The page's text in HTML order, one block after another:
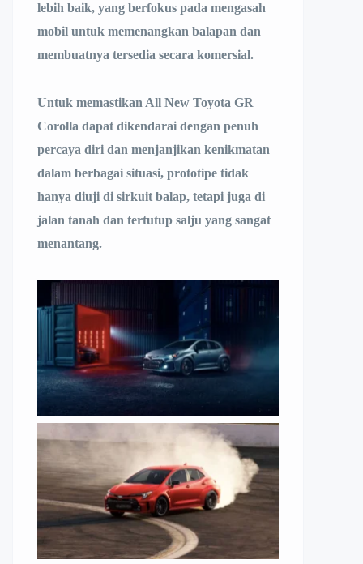
lebih baik, yang berfokus pada mengasah
mobil untuk memenangkan balapan dan
membuatnya tersedia secara komersial.
Untuk memastikan All New Toyota GR
Corolla dapat dikendarai dengan penuh
percaya diri dan menjanjikan kenikmatan
dalam berbagai situasi, prototipe tidak
hanya diuji di sirkuit balap, tetapi juga di
jalan tanah dan tertutup salju yang sangat
menantang.